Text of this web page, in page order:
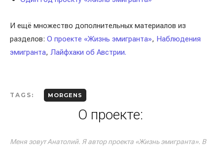
И ещё множество дополнительных материалов из
разделов: О проекте «Жизнь эмигранта», Наблюдения
эмигранта, Лайфхаки об Австрии.
TAGS: MORGENS
О проекте:
Меня зовут Анатолий. Я автор проекта «Жизнь эмигранта». В